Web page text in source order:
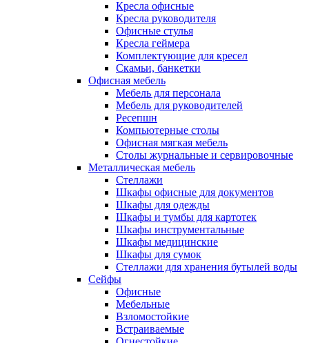
Кресла офисные
Кресла руководителя
Офисные стулья
Кресла геймера
Комплектующие для кресел
Скамьи, банкетки
Офисная мебель
Мебель для персонала
Мебель для руководителей
Ресепшн
Компьютерные столы
Офисная мягкая мебель
Столы журнальные и сервировочные
Металлическая мебель
Стеллажи
Шкафы офисные для документов
Шкафы для одежды
Шкафы и тумбы для картотек
Шкафы инструментальные
Шкафы медицинские
Шкафы для сумок
Стеллажи для хранения бутылей воды
Сейфы
Офисные
Мебельные
Взломостойкие
Встраиваемые